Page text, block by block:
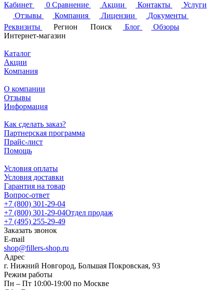
Кабинет
0 Сравнение Акции Контакты
Услуги
Отзывы
Компания Лицензии
Документы
Реквизиты
Регион Поиск Блог
Обзоры
Интернет-магазин
Каталог
Акции
Компания
О компании
Отзывы
Информация
Как сделать заказ?
Партнерская программа
Прайс-лист
Помощь
Условия оплаты
Условия доставки
Гарантия на товар
Вопрос-ответ
+7 (800) 301-29-04
+7 (800) 301-29-04Отдел продаж
+7 (495) 255-29-49
Заказать звонок
E-mail
shop@fillers-shop.ru
Адрес
г. Нижний Новгород, Большая Покровская, 93
Режим работы
Пн – Пт 10:00-19:00 по Москве